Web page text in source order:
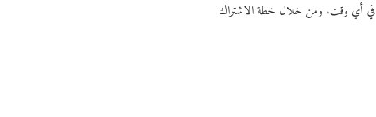
في أي وقت. ومن خلال خطة الاشتراك